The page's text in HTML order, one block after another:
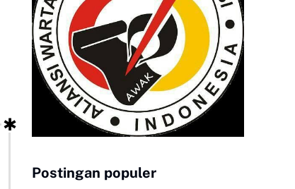
Postingan populer